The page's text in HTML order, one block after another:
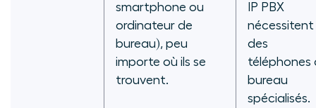
smartphone ou
ordinateur de
bureau), peu
importe où ils se
trouvent.
IP PBX
nécessitent
des
téléphones
bureau
spécialisés.